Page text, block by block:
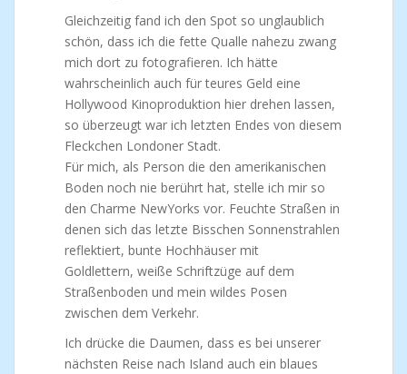
Gleichzeitig fand ich den Spot so unglaublich
schön, dass ich die fette Qualle nahezu zwang
mich dort zu fotografieren. Ich hätte
wahrscheinlich auch für teures Geld eine
Hollywood Kinoproduktion hier drehen lassen,
so überzeugt war ich letzten Endes von diesem
Fleckchen Londoner Stadt.
Für mich, als Person die den amerikanischen
Boden noch nie berührt hat, stelle ich mir so
den Charme NewYorks vor. Feuchte Straßen in
denen sich das letzte Bisschen Sonnenstrahlen
reflektiert, bunte Hochhäuser mit
Goldlettern, weiße Schriftzüge auf dem
Straßenboden und mein wildes Posen
zwischen dem Verkehr.
Ich drücke die Daumen, dass es bei unserer
nächsten Reise nach Island auch ein blaues